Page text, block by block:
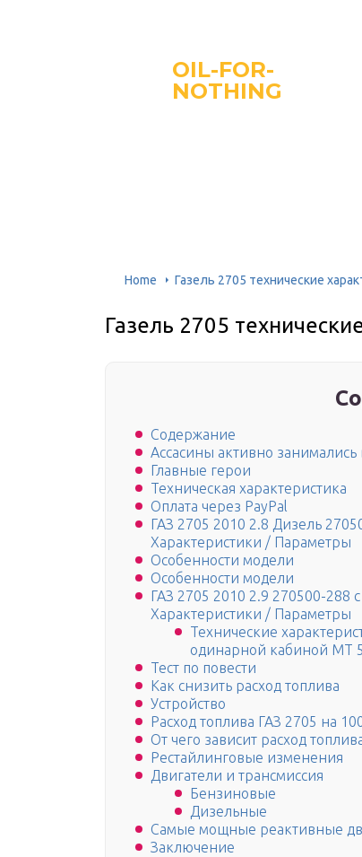
OIL-FOR-
NOTHING
Home Газель 2705 технические
Газель 2705
Содержание
Ассасины активно занимались
Главные герои
Техническая характеристика
Оплата через PayPal
ГАЗ 2705 2010 2.8 Дизель
Характеристики / Параметры
Особенности модели
Особенности модели
ГАЗ 2705 2010 2.9 270500-288
Характеристики / Параметры
Технические
одинарной кабиной MT
Тест по повести
Как снизить расход топлива
Устройство
Расход топлива ГАЗ 2705 на
От чего зависит расход
Рестайлинговые изменения
Двигатели и трансмиссия
Бензиновые
Дизельные
Самые мощные реактивные
Заключение